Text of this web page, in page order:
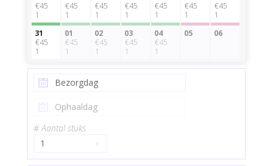
€45
1
€45
1
€45
1
€45
1
€45
1
€45
1
€45
1
31
€45
1
01
€45
1
02
€45
1
03
€45
1
04
€45
1
05 06
# Aantal stuks
1